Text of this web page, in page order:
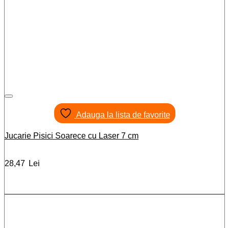
Adauga la lista de favorite
Jucarie Pisici Soarece cu Laser 7 cm
28,47 Lei